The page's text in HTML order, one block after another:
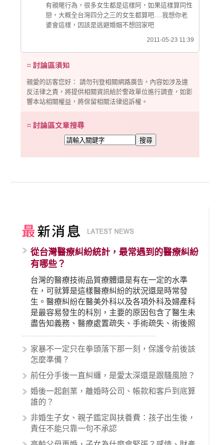
有親暱行為，很多女生都是這樣阿，如果這樣算同性
戀，大概全台灣四分之三的女生都算吧....我想你老
婆會這樣，因該是逃避婚姻不想回家吧
2011-05-23 11:39
親愛的訪客您好： 請勿刊登相關網路廣告，內容如涉及違
反法律之責，將提供相關資訊給於警政單位進行調查，如影
響本站相關權益，將保留相關法律追訴權。
從台灣醫療糾紛統計，最常遇到的醫療糾紛
有哪些？
台灣的醫療技術品質療體還是有在一定的水準
在，可就算是這樣醫療糾紛的狀況還是時常發
生。醫療糾紛在醫美外科以及各項外科及婦產科
是最容易發生的科別，主要的原因包含了醫生未
盡告知義務、醫療處置疏失、手術疏失、術後照
顧失當、醫療費用的收取。雖然醫學進步，但醫
生與病患之間引起的糾紛還是經常發生。很多案
例中最後都走向訴訟流程，我們如果不幸遇到相
的內容其實非常多，有些案例…
家暴不一定只在拳頭落下那一刻，保護令前後該
怎麼準備？
前任分手後一直糾纏，是愛太深還是跟騷風險？
婚後一起創業，離婚時公司、帳款和客戶到底算
誰的？
非婚生子女、親子鑑定與扶養費：孩子出生後，
責任不能只靠一句不承認